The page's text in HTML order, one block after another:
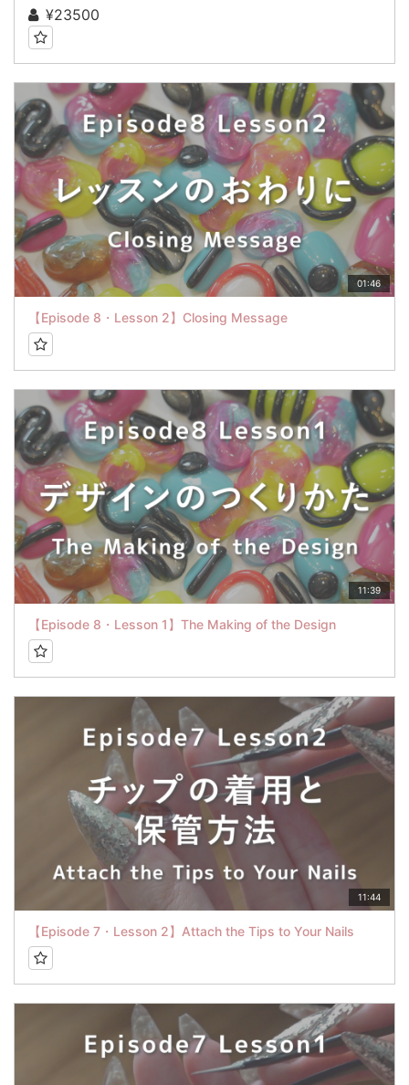
¥23500
01:46
【Episode 8・Lesson 2】Closing Message
11:39
【Episode 8・Lesson 1】The Making of the Design
11:44
【Episode 7・Lesson 2】Attach the Tips to Your Nails